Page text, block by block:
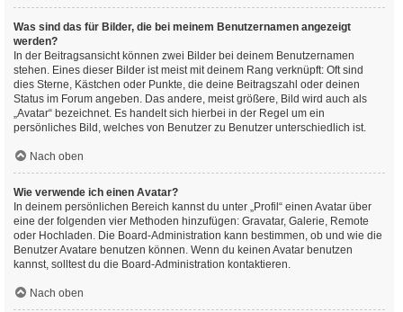
Was sind das für Bilder, die bei meinem Benutzernamen angezeigt
werden?
In der Beitragsansicht können zwei Bilder bei deinem Benutzernamen
stehen. Eines dieser Bilder ist meist mit deinem Rang verknüpft: Oft sind
dies Sterne, Kästchen oder Punkte, die deine Beitragszahl oder deinen
Status im Forum angeben. Das andere, meist größere, Bild wird auch als
„Avatar“ bezeichnet. Es handelt sich hierbei in der Regel um ein
persönliches Bild, welches von Benutzer zu Benutzer unterschiedlich ist.
Nach oben
Wie verwende ich einen Avatar?
In deinem persönlichen Bereich kannst du unter „Profil“ einen Avatar über
eine der folgenden vier Methoden hinzufügen: Gravatar, Galerie, Remote
oder Hochladen. Die Board-Administration kann bestimmen, ob und wie die
Benutzer Avatare benutzen können. Wenn du keinen Avatar benutzen
kannst, solltest du die Board-Administration kontaktieren.
Nach oben